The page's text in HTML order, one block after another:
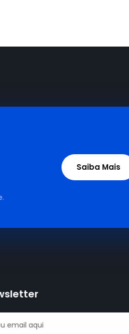
Saiba Mais